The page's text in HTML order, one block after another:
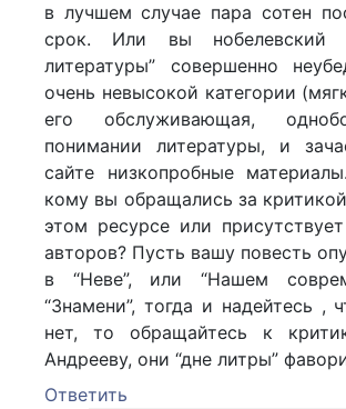
в лучшем случае пара сотен
срок. Или вы нобелевский
литературы” совершенно
очень невысокой категории
его обслуживающая,
понимании литературы, и
сайте низкопробные
кому вы обращались за
этом ресурсе или
авторов? Пусть вашу повесть
в “Неве”, или “Нашем
“Знамени”, тогда и надейтесь ,
нет, то обращайтесь к
Андрееву, они “дне литры”
Ответить